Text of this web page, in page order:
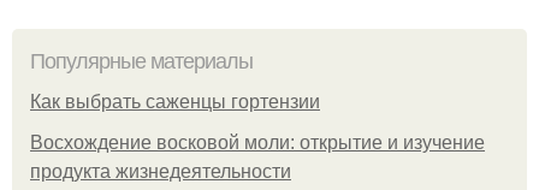
Популярные материалы
Как выбрать саженцы гортензии
Восхождение восковой моли: открытие и изучение
продукта жизнедеятельности